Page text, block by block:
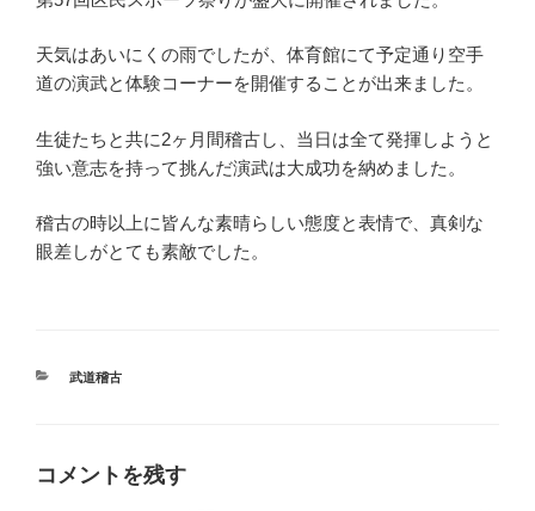
天気はあいにくの雨でしたが、体育館にて予定通り空手
道の演武と体験コーナーを開催することが出来ました。
生徒たちと共に2ヶ月間稽古し、当日は全て発揮しようと
強い意志を持って挑んだ演武は大成功を納めました。
稽古の時以上に皆んな素晴らしい態度と表情で、真剣な
眼差しがとても素敵でした。
カ
武道稽古
コメントを残す